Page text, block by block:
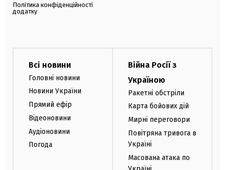
Політика конфіденційності
додатку
Всі новини
Головні новини
Новини України
Прямий ефір
Відеоновини
Аудіоновини
Погода
Війна Росії з
Україною
Ракетні обстріли
Карта бойових дій
Мирні переговори
Повітряна тривога в
Україні
Масована атака по